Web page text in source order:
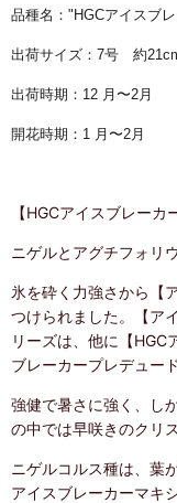
品種名："HGCアイスブ
出荷サイズ：7号 約
出荷時期：12 月〜2月
開花時期：1 月〜2月
【HGCアイスブレー
ニゲルとアグチフォリ
氷を砕く力強さから【
つけられました。【ア
リーズは、他に【HGC
ブレーカープレデュー
強健で暑さに強く、し
の中では早咲きのクリ
ニゲルコルス種は、葉
アイスブレーカーマキ